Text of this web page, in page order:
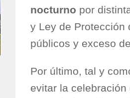
nocturno por
y Ley de Protección
públicos y exceso
Por último, tal y
evitar la celebración